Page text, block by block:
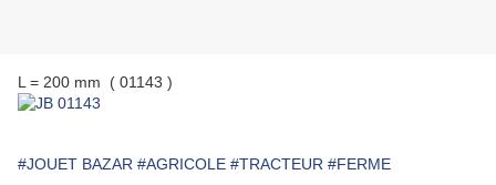
L = 200 mm ( 01143 )
#JOUET BAZAR #AGRICOLE #TRACTEUR #FERME